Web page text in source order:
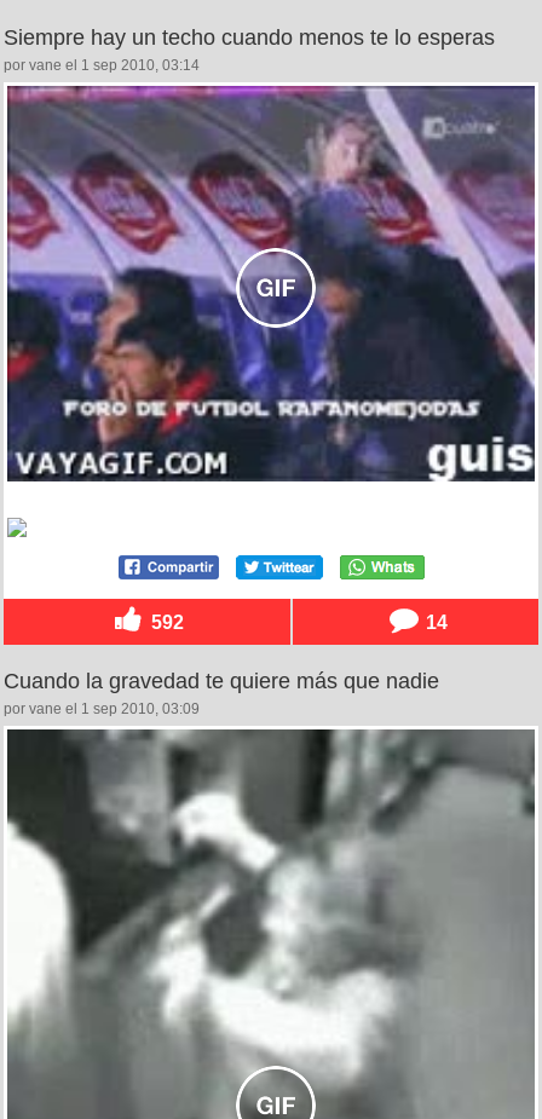
Siempre hay un techo cuando menos te lo esperas
por vane el 1 sep 2010, 03:14
592 14
Cuando la gravedad te quiere más que nadie
por vane el 1 sep 2010, 03:09